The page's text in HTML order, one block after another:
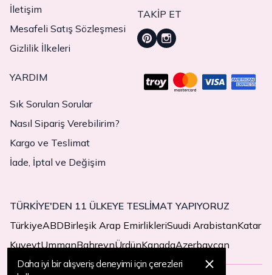
İletişim
Mesafeli Satış Sözleşmesi
Gizlilik İlkeleri
TAKIP ET
YARDIM
Sık Sorulan Sorular
Nasıl Sipariş Verebilirim?
Kargo ve Teslimat
İade, İptal ve Değişim
TÜRKİYE'DEN 11 ÜLKEYE TESLİMAT YAPIYORUZ
TürkiyeABDBirleşik Arap EmirlikleriSuudi ArabistanKatar
KuveytUmmanBahreynÜrdünKanadaAzerbaycan
Daha iyi bir alışveriş deneyimi için çerezleri